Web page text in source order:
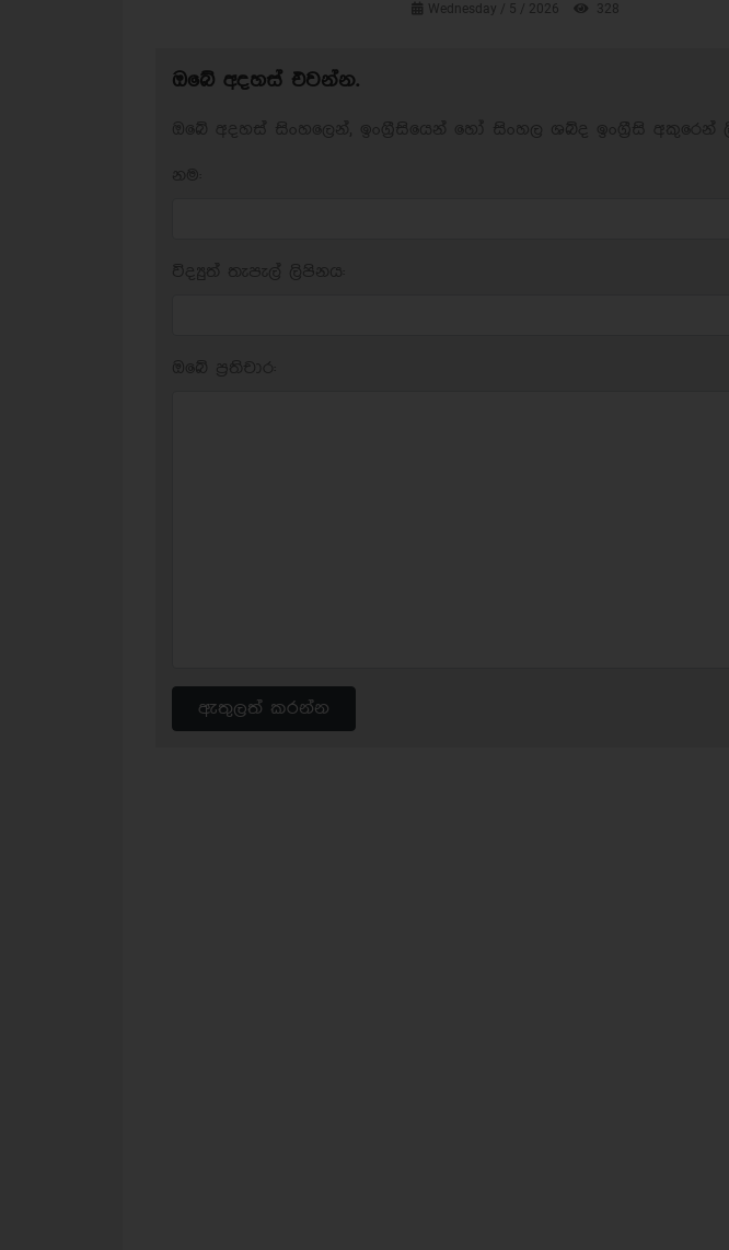
Wednesday / 5 / 2026 328
ඔබේ අදහස් එවන්න.
ඇතුලත් කරන්න